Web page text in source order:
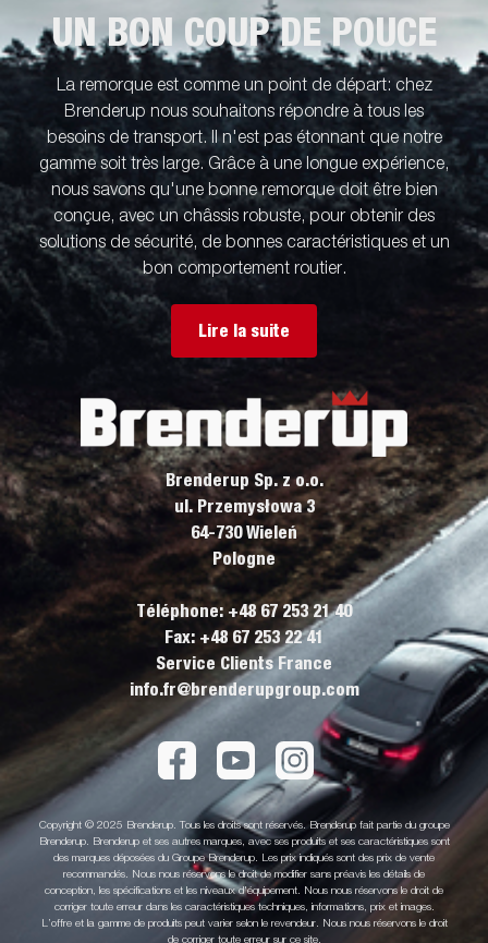
UN BON COUP DE POUCE
La remorque est comme un point de départ: chez
Brenderup nous souhaitons répondre à tous les
besoins de transport. Il n'est pas étonnant que notre
gamme soit très large. Grâce à une longue expérience,
nous savons qu'une bonne remorque doit être bien
conçue, avec un châssis robuste, pour obtenir des
solutions de sécurité, de bonnes caractéristiques et un
bon comportement routier.
Lire la suite
Brenderup Sp. z o.o.
ul. Przemysłowa 3
64-730 Wieleń
Pologne
Téléphone: +48 67 253 21 40
Fax: +48 67 253 22 41
Service Clients France
info.fr@brenderupgroup.com
Copyright © 2025 Brenderup. Tous les droits sont réservés. Brenderup fait partie du groupe
Brenderup. Brenderup et ses autres marques, avec ses produits et ses caractéristiques sont
des marques déposées du Groupe Brenderup. Les prix indiqués sont des prix de vente
recommandés. Nous nous réservons le droit de modifier sans préavis les détails de
conception, les spécifications et les niveaux d'équipement. Nous nous réservons le droit de
corriger toute erreur dans les caractéristiques techniques, informations, prix et images.
L’offre et la gamme de produits peut varier selon le revendeur. Nous nous réservons le droit
de corriger toute erreur sur ce site.